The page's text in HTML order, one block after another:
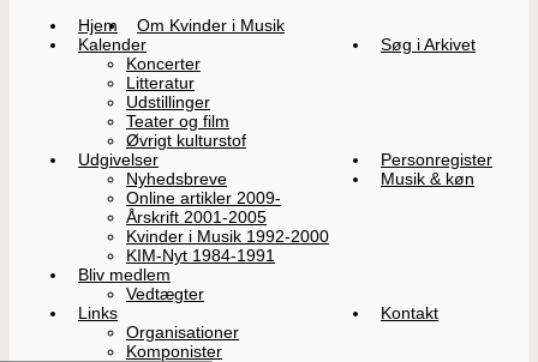
Hjem
Om Kvinder i Musik
Kalender
Koncerter
Litteratur
Udstillinger
Teater og film
Øvrigt kulturstof
Søg i Arkivet
Udgivelser
Nyhedsbreve
Online artikler 2009-
Årskrift 2001-2005
Kvinder i Musik 1992-2000
KIM-Nyt 1984-1991
Personregister
Musik & køn
Bliv medlem
Vedtægter
Links
Organisationer
Komponister
Kontakt